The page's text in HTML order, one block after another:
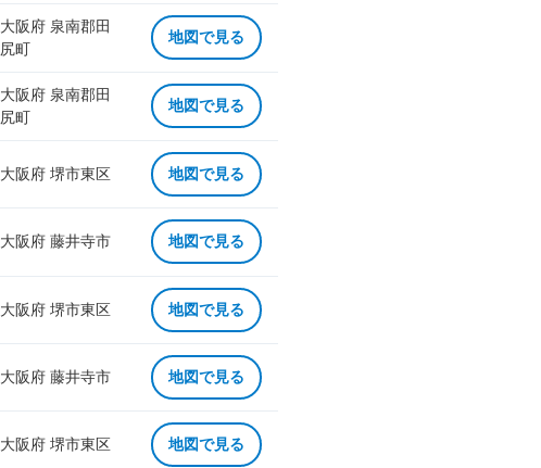
大阪府 泉南郡田
尻町
地図で見る
大阪府 泉南郡田
尻町
地図で見る
大阪府 堺市東区 地図で見る
大阪府 藤井寺市 地図で見る
大阪府 堺市東区 地図で見る
大阪府 藤井寺市 地図で見る
大阪府 堺市東区 地図で見る